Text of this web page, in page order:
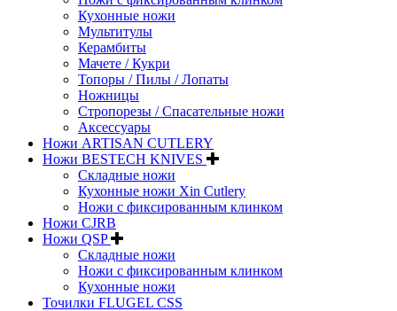
Кухонные ножи
Мультитулы
Керамбиты
Мачете / Кукри
Топоры / Пилы / Лопаты
Ножницы
Стропорезы / Спасательные ножи
Аксессуары
Ножи ARTISAN CUTLERY
Ножи BESTECH KNIVES
Складные ножи
Кухонные ножи Xin Cutlery
Ножи с фиксированным клинком
Ножи CJRB
Ножи QSP
Складные ножи
Ножи с фиксированным клинком
Кухонные ножи
Точилки FLUGEL CSS